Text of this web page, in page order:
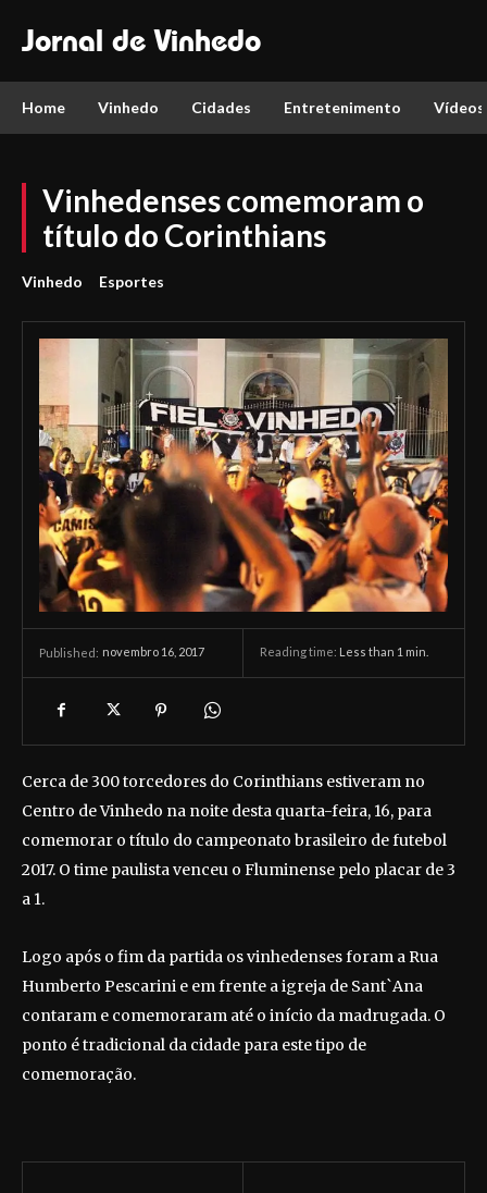
Jornal de Vinhedo
Home Vinhedo Cidades Entretenimento Vídeos
Vinhedenses comemoram o
título do Corinthians
Vinhedo Esportes
Published: novembro 16, 2017 Reading time: Less than 1 min.
Cerca de 300 torcedores do Corinthians estiveram no
Centro de Vinhedo na noite desta quarta-feira, 16, para
comemorar o título do campeonato brasileiro de futebol
2017. O time paulista venceu o Fluminense pelo placar de 3
a 1.
Logo após o fim da partida os vinhedenses foram a Rua
Humberto Pescarini e em frente a igreja de Sant`Ana
contaram e comemoraram até o início da madrugada. O
ponto é tradicional da cidade para este tipo de
comemoração.